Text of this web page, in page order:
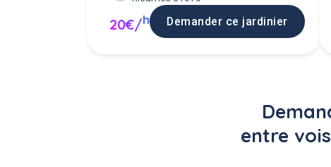
20€/h Demander ce jardinier
entre